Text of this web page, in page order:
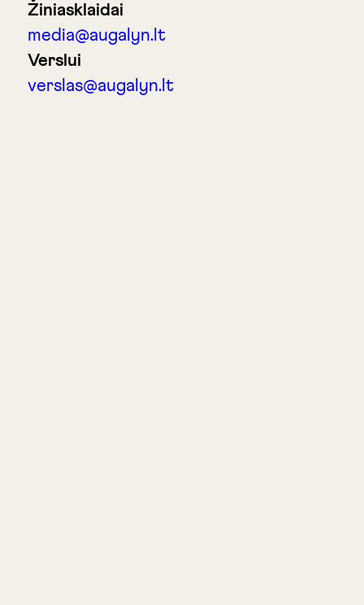
Žiniasklaidai
media@augalyn.lt
Verslui
verslas@augalyn.lt